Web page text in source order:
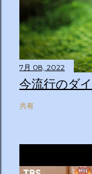
7月 08, 2022
今流行のダ
共有